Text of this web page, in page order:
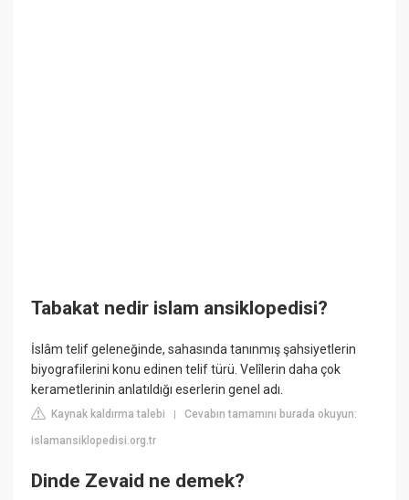
Tabakat nedir islam ansiklopedisi?
İslâm telif geleneğinde, sahasında tanınmış şahsiyetlerin
biyografilerini konu edinen telif türü. Velîlerin daha çok
kerametlerinin anlatıldığı eserlerin genel adı.
Kaynak kaldırma talebi |Cevabın tamamını burada okuyun:
islamansiklopedisi.org.tr
Dinde Zevaid ne demek?